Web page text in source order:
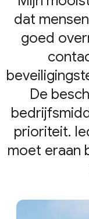
dat
goed
De
prioriteit.
moet eraan